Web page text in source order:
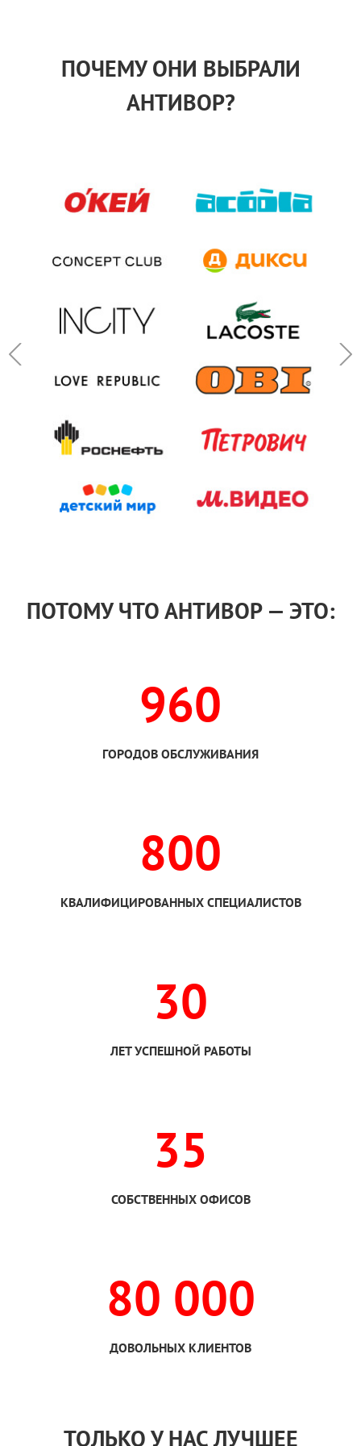
ПОЧЕМУ ОНИ ВЫБРАЛИ
АНТИВОР?
ПОТОМУ ЧТО АНТИВОР — ЭТО:
960
ГОРОДОВ ОБСЛУЖИВАНИЯ
800
КВАЛИФИЦИРОВАННЫХ СПЕЦИАЛИСТОВ
30
ЛЕТ УСПЕШНОЙ РАБОТЫ
35
СОБСТВЕННЫХ ОФИСОВ
80 000
ДОВОЛЬНЫХ КЛИЕНТОВ
ТОЛЬКОУ НАСЛУЧШЕЕ